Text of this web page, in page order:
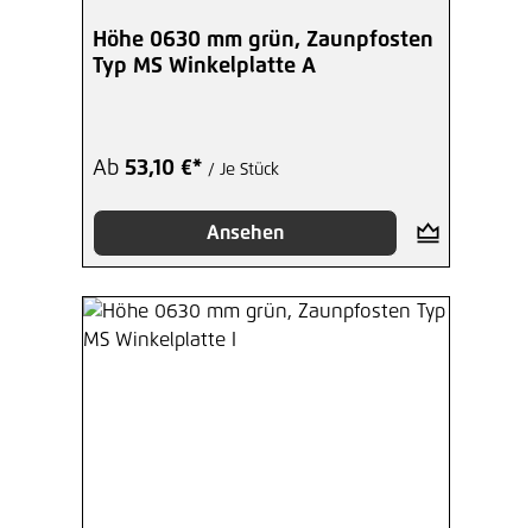
Höhe 0630 mm grün, Zaunpfosten
Typ MS Winkelplatte A
Ab 53,10 €* / Je Stück
Ansehen